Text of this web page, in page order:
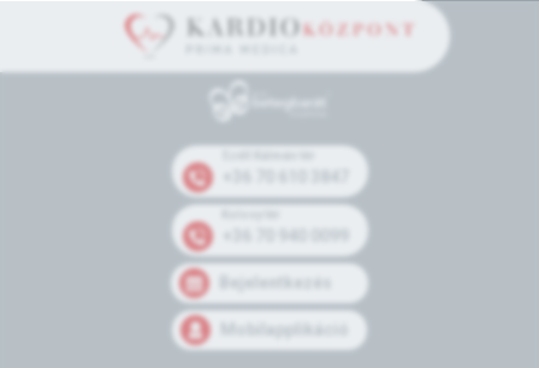
Bejelentkezés
Mobilapplikáció